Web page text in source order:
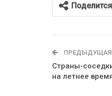
Поделится
ПРЕДЫДУЩАЯ
Страны-
на летнее